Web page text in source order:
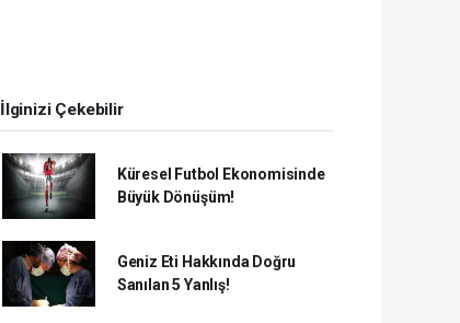
İlginizi Çekebilir
Küresel Futbol Ekonomisinde
Büyük Dönüşüm!
Geniz Eti Hakkında Doğru
Sanılan 5 Yanlış!